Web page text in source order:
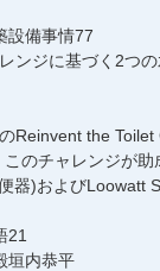
設備事情77
ンジに基づく2つ
Reinvent the Toilet
のチャレンジが助
器)およびLoowatt
21
垣内恭平